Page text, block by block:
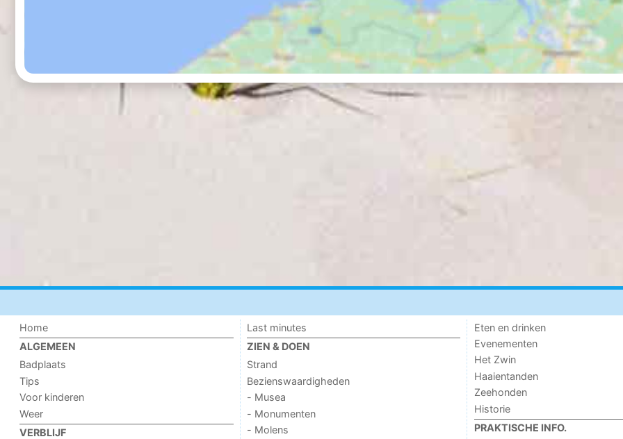
Home
ALGEMEEN
Badplaats
Tips
Voor kinderen
Weer
VERBLIJF
Last minutes
ZIEN & DOEN
Strand
Bezienswaardigheden
- Musea
- Monumenten
- Molens
Eten en drinken
Evenementen
Het Zwin
Haaientanden
Zeehonden
Historie
PRAKTISCHE INFO.